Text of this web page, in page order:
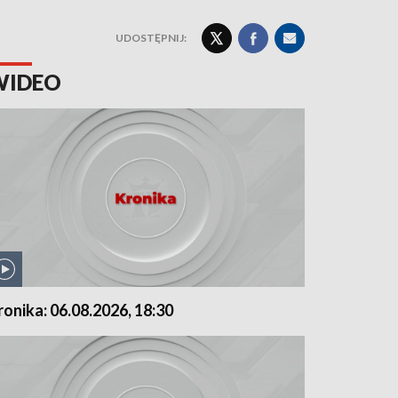
UDOSTĘPNIJ:
06.08.2026, 18:30